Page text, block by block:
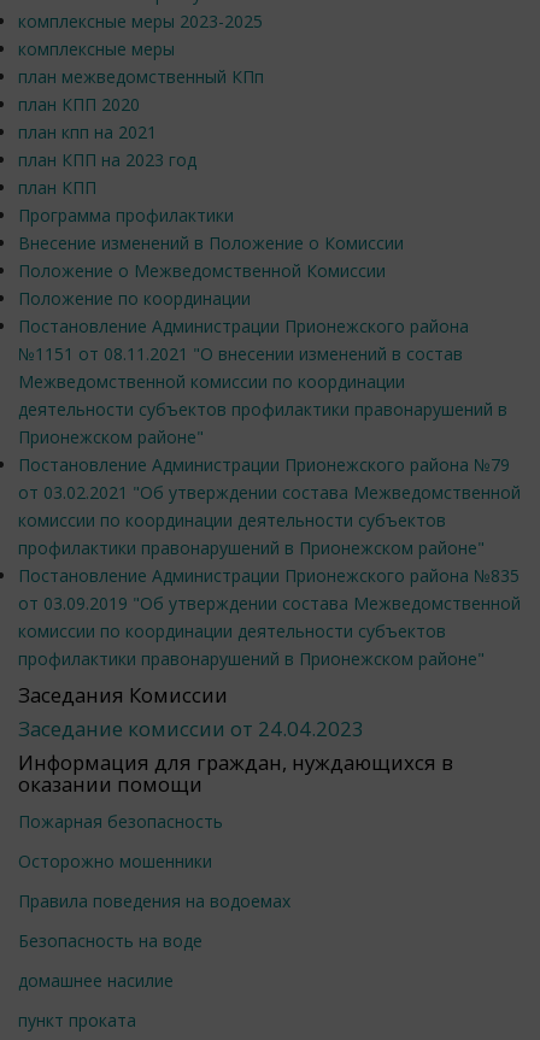
комплексные меры 2023-2025
комплексные меры
план межведомственный КПп
план КПП 2020
план кпп на 2021
план КПП на 2023 год
план КПП
Программа профилактики
Внесение изменений в Положение о Комиссии
Положение о Межведомственной Комиссии
Положение по координации
Постановление Администрации Прионежского района
№1151 от 08.11.2021 "O внесении изменений в состав
Межведомственной комиссии по координации
деятельности субъектов профилактики правонарушений в
Прионежском районе"
Постановление Администрации Прионежского района №79
от 03.02.2021 "Об утверждении состава Межведомственной
комиссии по координации деятельности субъектов
профилактики правонарушений в Прионежском районе"
Постановление Администрации Прионежского района №835
от 03.09.2019 "Об утверждении состава Межведомственной
комиссии по координации деятельности субъектов
профилактики правонарушений в Прионежском районе"
Заседания Комиссии
Заседание комиссии от 24.04.2023
Информация для граждан, нуждающихся в
оказании помощи
Пожарная безопасность
Осторожно мошенники
Правила поведения на водоемах
Безопасность на воде
домашнее насилие
пункт проката